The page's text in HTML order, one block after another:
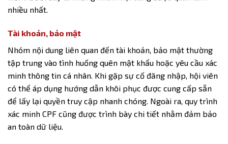
nhiều nhất.
Tài khoản, bảo mật
Nhóm nội dung liên quan đến tài khoản, bảo mật thường
tập trung vào tình huống quên mật khẩu hoặc yêu cầu xác
minh thông tin cá nhân. Khi gặp sự cố đăng nhập, hội viên
có thể áp dụng hướng dẫn khôi phục được cung cấp sẵn
để lấy lại quyền truy cập nhanh chóng. Ngoài ra, quy trình
xác minh CPF cũng được trình bày chi tiết nhằm đảm bảo
an toàn dữ liệu.